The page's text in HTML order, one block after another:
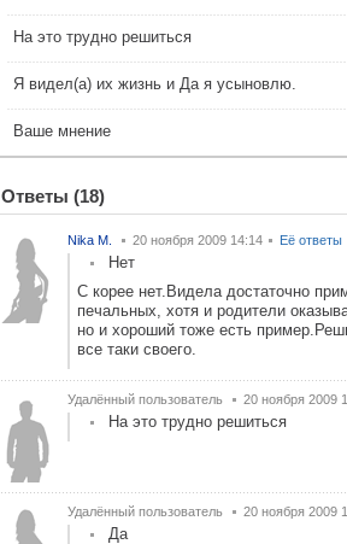
На это трудно решиться
Я видел(а) их жизнь и Да я усыновлю.
Ваше мнение
Ответы (18)
Nika M. 20 ноября 2009 14:14 Её ответы
Нет
С корее нет.Видела достаточно
печальных, хотя и родители
но и хороший тоже есть
все таки своего.
Удалённый пользователь 20 ноября 2009
На это трудно решиться
Удалённый пользователь 20 ноября 2009
Да